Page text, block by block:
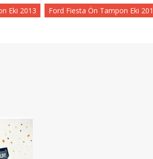
Eki 2013 Ford Fiesta Ön Tampon Eki